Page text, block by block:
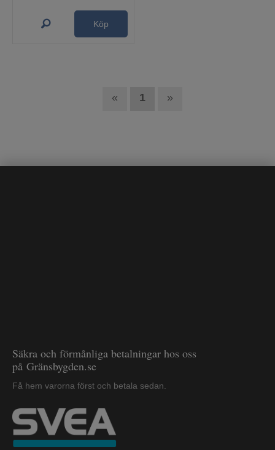
Köp
« 1 »
Säkra och förmånliga betalningar hos oss
på Gränsbygden.se
Få hem varorna först och betala sedan.